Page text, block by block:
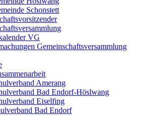
Schonstett
VG
Gemeinschaftsversammlung
Amerang
Bad Endorf-Höslwang
Eiselfing
Bad Endorf